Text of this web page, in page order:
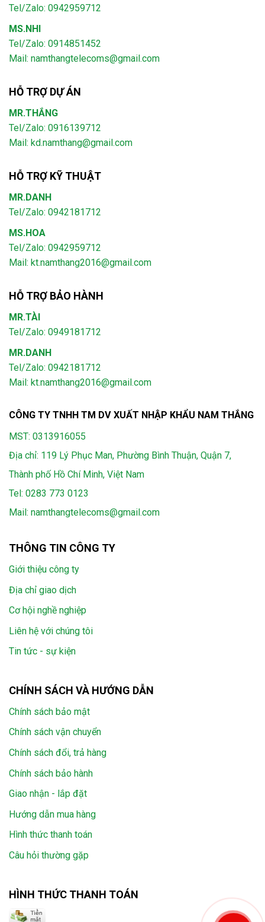
Tel/Zalo: 0942959712
MS.NHI
Tel/Zalo: 0914851452
Mail: namthangtelecoms@gmail.com
HỖ TRỢ DỰ ÁN
MR.THẮNG
Tel/Zalo: 0916139712
Mail: kd.namthang@gmail.com
HỖ TRỢ KỸ THUẬT
MR.DANH
Tel/Zalo: 0942181712
MS.HOA
Tel/Zalo: 0942959712
Mail: kt.namthang2016@gmail.com
HỖ TRỢ BẢO HÀNH
MR.TÀI
Tel/Zalo: 0949181712
MR.DANH
Tel/Zalo: 0942181712
Mail: kt.namthang2016@gmail.com
CÔNG TY TNHH TM DV XUẤT NHẬP KHẨU NAM THẮNG
MST: 0313916055
Địa chỉ: 119 Lý Phục Man, Phường Bình Thuận, Quận 7,
Thành phố Hồ Chí Minh, Việt Nam
Tel: 0283 773 0123
Mail: namthangtelecoms@gmail.com
THÔNG TIN CÔNG TY
Giới thiệu công ty
Địa chỉ giao dịch
Cơ hội nghề nghiệp
Liên hệ với chúng tôi
Tin tức - sự kiện
CHÍNH SÁCH VÀ HƯỚNG DẪN
Chính sách bảo mật
Chính sách vận chuyển
Chính sách đổi, trả hàng
Chính sách bảo hành
Giao nhận - lắp đặt
Hướng dẫn mua hàng
Hình thức thanh toán
Câu hỏi thường gặp
HÌNH THỨC THANH TOÁN